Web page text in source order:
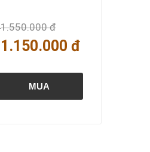
1.550.000 đ
1.150.000 đ
MUA